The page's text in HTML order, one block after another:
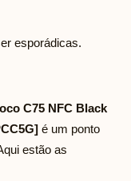
esporádicas.
C75 NFC Black
é um ponto
estão as